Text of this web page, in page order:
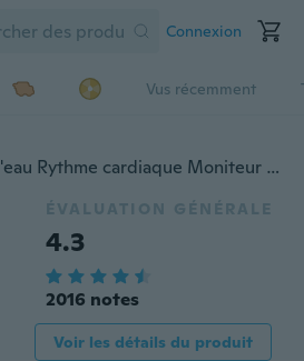
Connexion
Vus récemment
Sport Imperméable à l'eau Rythme cardiaque Moniteur de pression artérielle Bracelet intelligent Podomètre Compteur de calories Pas à pas Compteur de calories Poursuivi de remise en forme Smart Watch Band Sedentary Call SMS Rappel d'activité Smart Bracelet
ÉVALUATION GÉNÉRALE
4.3
2016 notes
Voir les détails du produit